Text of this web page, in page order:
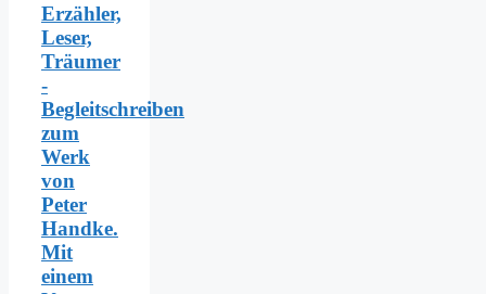
Erzähler,
Leser,
Träumer
-
Begleitschreiben
zum
Werk
von
Peter
Handke.
Mit
einem